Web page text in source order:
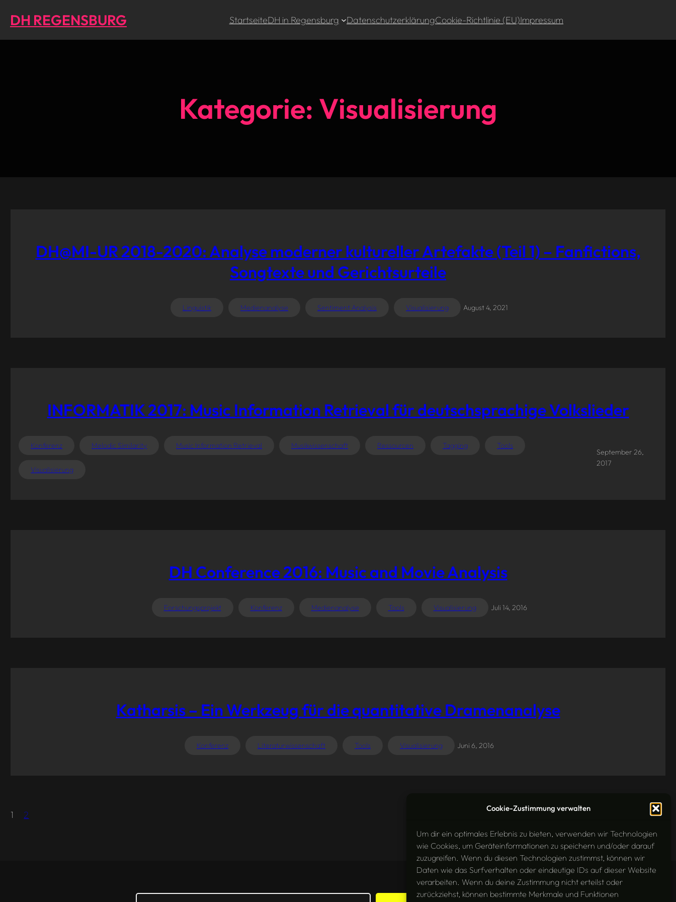
Cookie-Zustimmung verwalten
Um dir ein optimales Erlebnis zu bieten, verwenden wir Technologien
wie Cookies, um Geräteinformationen zu speichern und/oder darauf
zuzugreifen. Wenn du diesen Technologien zustimmst, können wir
Daten wie das Surfverhalten oder eindeutige IDs auf dieser Website
verarbeiten. Wenn du deine Zustimmung nicht erteilst oder
zurückziehst, können bestimmte Merkmale und Funktionen
zumDH REGENSBURG StartseiteDH in Regensburg DatenschutzerklärungCookie-Richtlinie (EU)Impressum
Kategorie: Visualisierung
DH@MI-UR 2018-2020: Analyse moderner kultureller Artefakte (Teil 1) – Fanfictions,
Songtexte und Gerichtsurteile
Linguistik Medienanalyse Sentiment Analysis Visualisierung August 4, 2021
INFORMATIK 2017: Music Information Retrieval für deutschsprachige Volkslieder
Konferenz Melodic Similarity Music Information Retrieval Musikwissenschaft Ressourcen Tagging Tools
Visualisierung
September 26,
2017
DH Conference 2016: Music and Movie Analysis
Forschungsprojekt Konferenz Medienanalyse Tools Visualisierung Juli 14, 2016
Katharsis – Ein Werkzeug für die quantitative Dramenanalyse
Konferenz Literaturwissenschaft Tools Visualisierung Juni 6, 2016
1 2 Nächste Seite